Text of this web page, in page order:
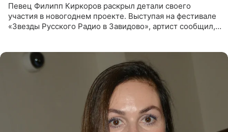
Певец Филипп Киркоров раскрыл детали своего
участия в новогоднем проекте. Выступая на фестивале
«Звезды Русского Радио в Завидово», артист сообщил,